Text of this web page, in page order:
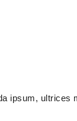
ipsum,